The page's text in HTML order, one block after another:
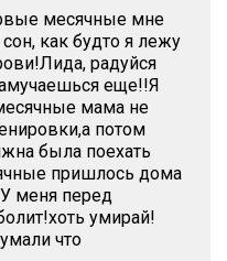
месячные мне
как будто я лежу
радуйся
еще!!Я
мама не
потом
была поехать
пришлось дома
меня перед
умирай!
что